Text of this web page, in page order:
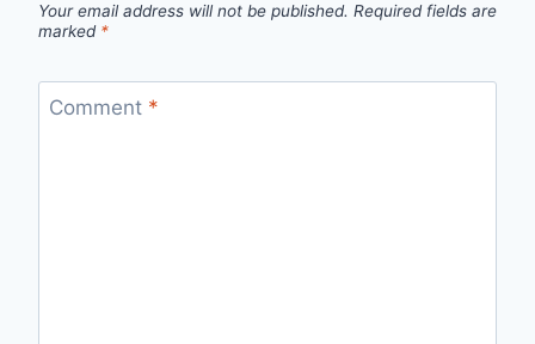
Your email address will not be published. Required fields are
marked *
Comment *